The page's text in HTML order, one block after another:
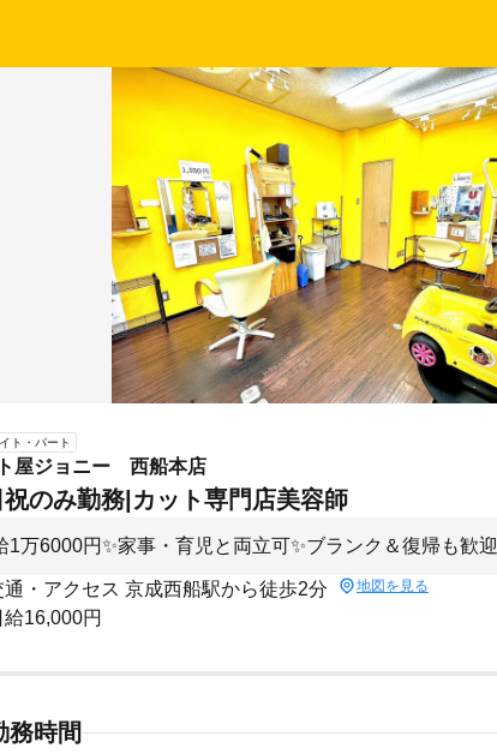
ト・パート
屋ジョニー 西船本店
のみ勤務|カット専門店美容師
1万6000円✨家事・育児と両立可✨ブランク＆復帰も歓迎
通・アクセス 京成西船駅から徒歩2分 地図を見る
給16,000円
務時間